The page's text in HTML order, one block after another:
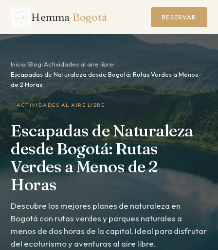
Hemma Bogotá RESERVAR
Inicio/Blog/Actividades al aire libre/
Escapadas de Naturaleza desde Bogotá: Rutas Verdes a Menos
de 2 Horas
ACTIVIDADES AL AIRE LIBRE
Escapadas de Naturaleza
desde Bogotá: Rutas
Verdes a Menos de 2
Horas
Descubre los mejores planes de naturaleza en
Bogotá con rutas verdes y parques naturales a
menos de dos horas de la capital. Ideal para disfrutar
del ecoturismo y aventuras al aire libre.